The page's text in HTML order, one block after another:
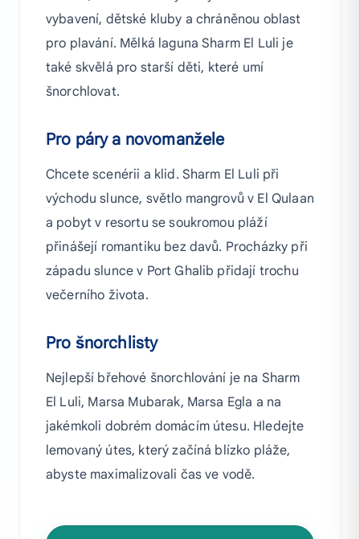
vybavení, dětské kluby a chráněnou oblast
pro plavání. Mělká laguna Sharm El Luli je
také skvělá pro starší děti, které umí
šnorchlovat.
Pro páry a novomanžele
Chcete scenérii a klid. Sharm El Luli při
východu slunce, světlo mangrovů v El Qulaan
a pobyt v resortu se soukromou pláží
přinášejí romantiku bez davů. Procházky při
západu slunce v Port Ghalib přidají trochu
večerního života.
Pro šnorchlisty
Nejlepší břehové šnorchlování je na Sharm
El Luli, Marsa Mubarak, Marsa Egla a na
jakémkoli dobrém domácím útesu. Hledejte
lemovaný útes, který začíná blízko pláže,
abyste maximalizovali čas ve vodě.